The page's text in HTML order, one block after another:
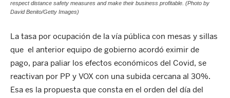
respect distance safety measures and make their business profitable. (Photo by
David Benito/Getty Images)
La tasa por ocupación de la vía pública con mesas y sillas
que el anterior equipo de gobierno acordó eximir de
pago, para paliar los efectos económicos del Covid, se
reactivan por PP y VOX con una subida cercana al 30%.
Esa es la propuesta que consta en el orden del día del